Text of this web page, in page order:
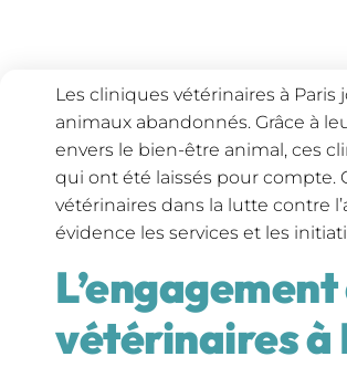
Les cliniques vétérinaires à
animaux abandonnés. Grâce à
envers le bien-être animal, ces
qui ont été laissés pour compte.
vétérinaires dans la lutte contre
évidence les services et les
vétérinaires à